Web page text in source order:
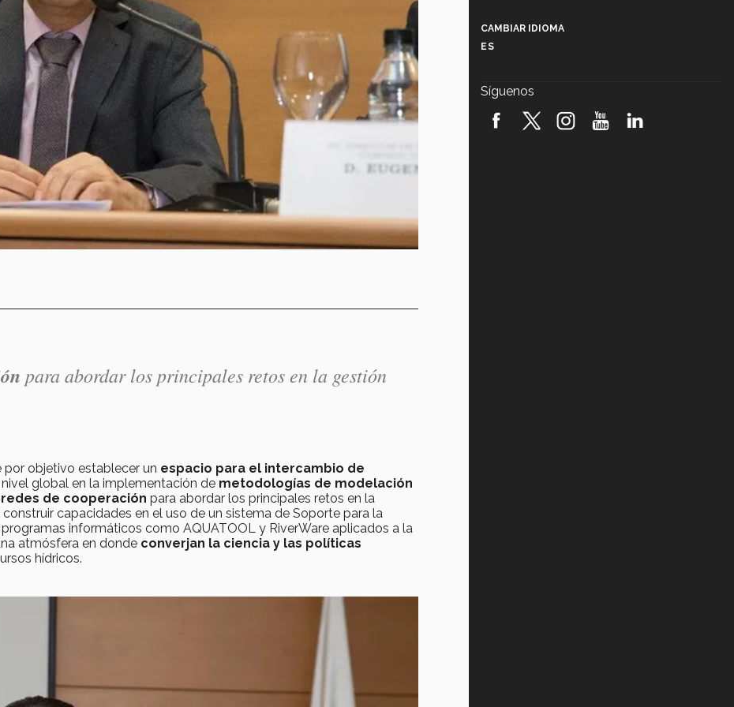
para abordar los principales retos en la gestión
objetivo establecer un espacio para el intercambio de
global en la implementación de metodologías de modelación
redes de cooperación para abordar los principales retos en la
capacidades en el uso de un sistema de Soporte para la
informáticos como AQUATOOL y RiverWare aplicados a la
atmósfera en donde converjan la ciencia y las políticas
hídricos.
robótica FIRST 2026! (video)
CAMBIAR IDIOMA
ES
Síguenos